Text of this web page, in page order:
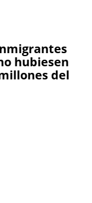
hubiesen
del